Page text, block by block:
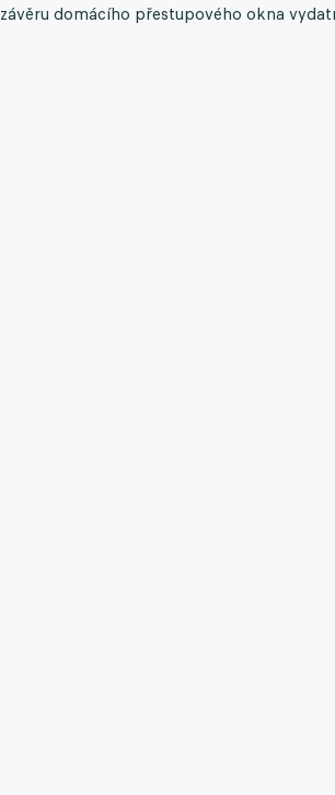
závěru domácího přestupového okna